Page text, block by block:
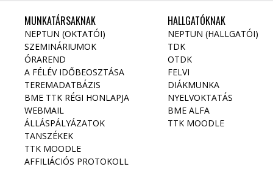
MUNKATÁRSAKNAK
NEPTUN (OKTATÓI)
SZEMINÁRIUMOK
ÓRAREND
A FÉLÉV IDŐBEOSZTÁSA
TEREMADATBÁZIS
BME TTK RÉGI HONLAPJA
WEBMAIL
ÁLLÁSPÁLYÁZATOK
TANSZÉKEK
TTK MOODLE
AFFILIÁCIÓS PROTOKOLL
HALLGATÓKNAK
NEPTUN (HALLGATÓI)
TDK
OTDK
FELVI
DIÁKMUNKA
NYELVOKTATÁS
BME ALFA
TTK MOODLE